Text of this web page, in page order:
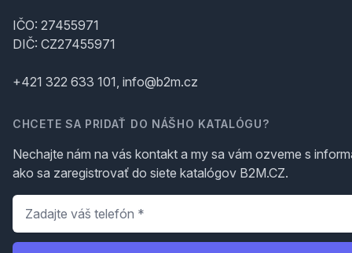
IČO: 27455971
DIČ: CZ27455971
+421 322 633 101, info@b2m.cz
CHCETE SA PRIDAŤ DO NÁŠHO KATALÓGU?
Nechajte nám na vás kontakt a my sa vám ozveme s
ako sa zaregistrovať do siete katalógov B2M.CZ.
Telefón